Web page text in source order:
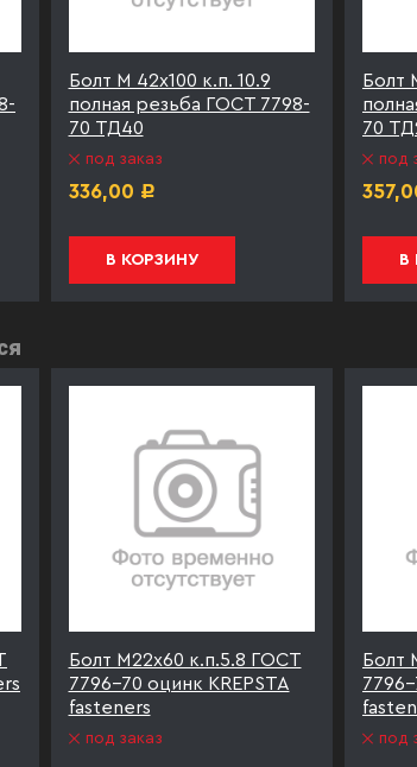
Болт М 42х100 к.п. 10.9
полная резьба ГОСТ 7798-
70 ТД40
под заказ
336,00 Р
В КОРЗИНУ
Болт
70
под
В
Болт М22х60 к.п.5.8 ГОСТ
7796-70 оцинк KREPSTA
fasteners
под заказ
Болт
7796-
под